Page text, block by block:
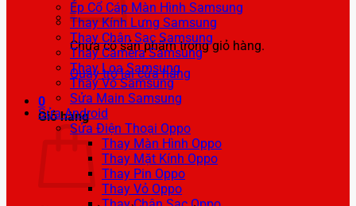
Chưa có sản phẩm trong giỏ hàng.
Quay trở lại cửa hàng
0
Giỏ hàng
Ép Cổ Cáp Màn Hình Samsung
Thay Kính Lưng Samsung
Thay Chân Sạc Samsung
Thay Camera Samsung
Thay Loa Samsung
Thay Vỏ Samsung
Sửa Main Samsung
Sửa Android
Sửa Điện Thoại Oppo
Thay Màn Hình Oppo
Thay Mặt Kính Oppo
Thay Pin Oppo
Thay Vỏ Oppo